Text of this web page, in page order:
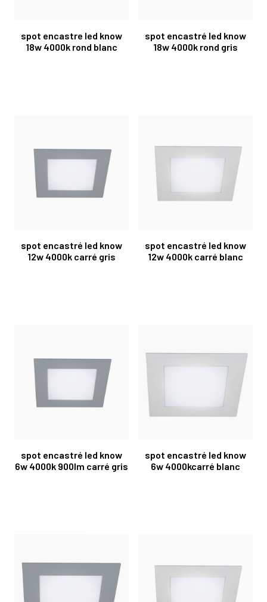
spot encastre led know
18w 4000k rond blanc
spot encastré led know
18w 4000k rond gris
spot encastré led know
12w 4000k carré gris
spot encastré led know
12w 4000k carré blanc
spot encastré led know
6w 4000k 900lm carré gris
spot encastré led know
6w 4000kcarré blanc